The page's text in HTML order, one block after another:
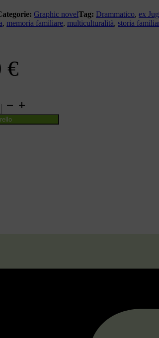
Graphic novelTag: Drammatico, ex
, memoria familiare, multiculturalità, storia
€